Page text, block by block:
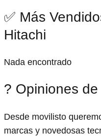
✅ Más
Hitachi
Nada encontrado
? Opiniones
Desde movilisto
marcas y novedosas